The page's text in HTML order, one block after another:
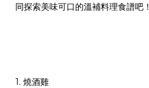
同探索美味可口的溫補料理食譜吧！
1. 燒酒雞